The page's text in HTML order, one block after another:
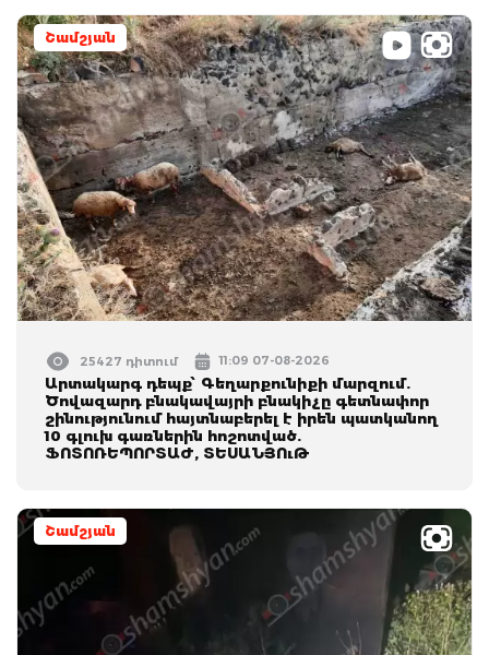
Շամշյան
25427 դիտում 11:09 07-08-2026
Արտակարգ դեպք՝ Գեղարքունիքի մարզում.
Ծովազարդ բնակավայրի բնակիչը գետնափոր
շինությունում հայտնաբերել է իրեն պատկանող
10 գլուխ գառներին հոշոտված.
ՖՈՏՈՌԵՊՈՐՏԱԺ, ՏԵՍԱՆՅՈւԹ
Շամշյան